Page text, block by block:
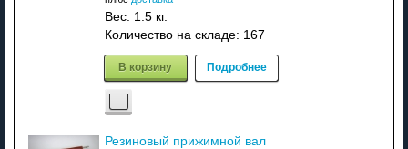
Вес: 1.5 кг.
Количество на складе: 167
В корзину Подробнее
Резиновый прижимной вал